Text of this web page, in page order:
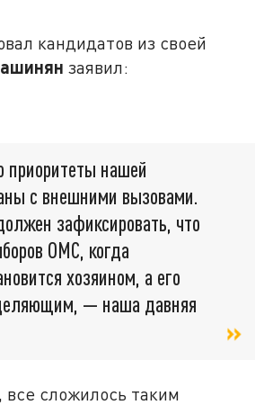
кандидатов из своей
заявил:
приоритеты нашей
с внешними вызовами.
зафиксировать, что
ОМС, когда
хозяином, а его
— наша давняя
сложилось таким